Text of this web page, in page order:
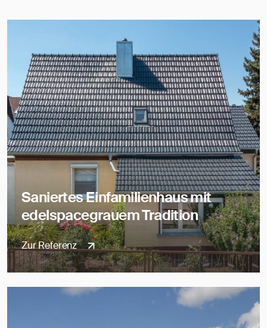
Saniertes Einfamilienhaus mit
edelspacegrauem Tradition
Zur Referenz